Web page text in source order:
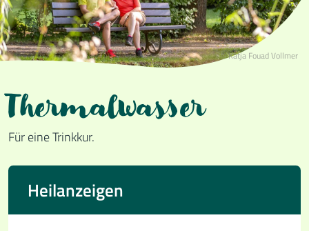
© Katja Fouad Vollmer
Thermalwasser
Für eine Trinkkur.
Heilanzeigen